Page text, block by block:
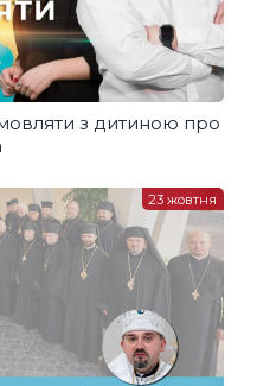
з дитиною про
23 жовтня